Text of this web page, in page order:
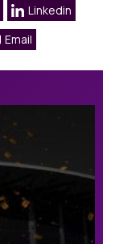
Linkedin
Email